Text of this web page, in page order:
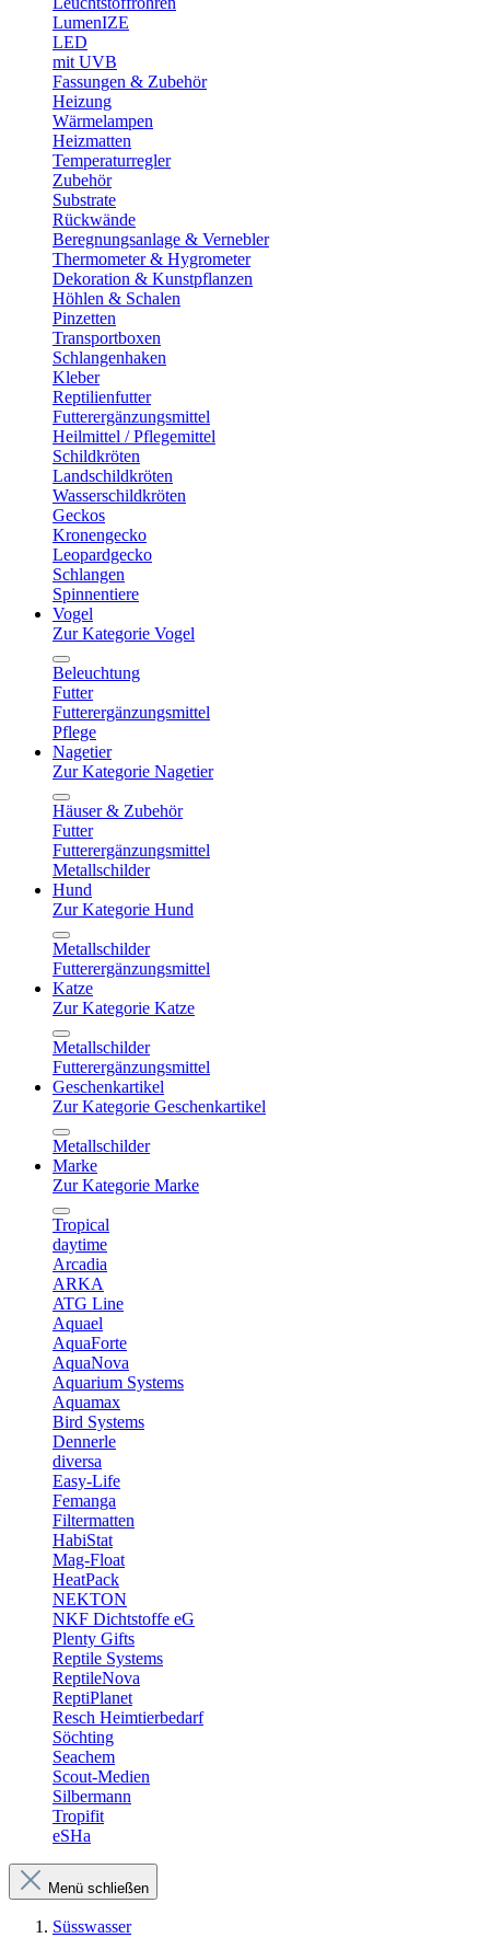
LumenIZE
LED
mit UVB
Fassungen & Zubehör
Heizung
Wärmelampen
Heizmatten
Temperaturregler
Zubehör
Substrate
Rückwände
Beregnungsanlage & Vernebler
Thermometer & Hygrometer
Dekoration & Kunstpflanzen
Höhlen & Schalen
Pinzetten
Transportboxen
Schlangenhaken
Kleber
Reptilienfutter
Futterergänzungsmittel
Heilmittel / Pflegemittel
Schildkröten
Landschildkröten
Wasserschildkröten
Geckos
Kronengecko
Leopardgecko
Schlangen
Spinnentiere
Vogel
Zur Kategorie Vogel
Beleuchtung
Futter
Futterergänzungsmittel
Pflege
Nagetier
Zur Kategorie Nagetier
Häuser & Zubehör
Futter
Futterergänzungsmittel
Metallschilder
Hund
Zur Kategorie Hund
Metallschilder
Futterergänzungsmittel
Katze
Zur Kategorie Katze
Metallschilder
Futterergänzungsmittel
Geschenkartikel
Zur Kategorie Geschenkartikel
Metallschilder
Marke
Zur Kategorie Marke
Tropical
daytime
Arcadia
ARKA
ATG Line
Aquael
AquaForte
AquaNova
Aquarium Systems
Aquamax
Bird Systems
Dennerle
diversa
Easy-Life
Femanga
Filtermatten
HabiStat
Mag-Float
HeatPack
NEKTON
NKF Dichtstoffe eG
Plenty Gifts
Reptile Systems
ReptileNova
ReptiPlanet
Resch Heimtierbedarf
Söchting
Seachem
Scout-Medien
Silbermann
Tropifit
eSHa
Menü schließen
Süsswasser